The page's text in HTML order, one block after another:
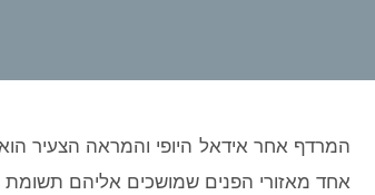
המרדף אחר אידאל היופי והמראה הצעיר הוא
אחד מאזורי הפנים שמושכים אליהם